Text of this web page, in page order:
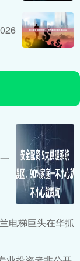
电梯巨头在华抓